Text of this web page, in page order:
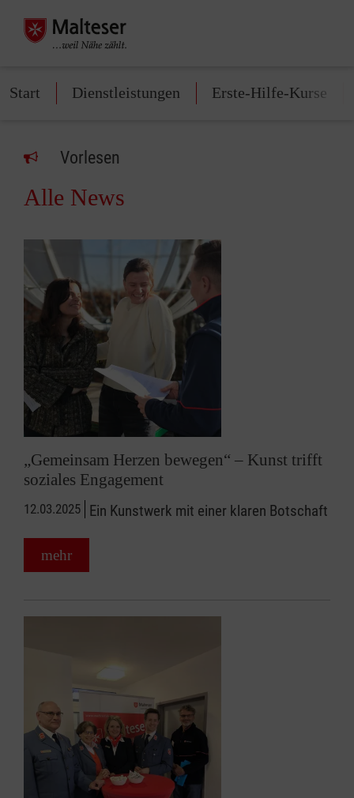
Start Dienstleistungen Erste-Hilfe-Kurse
Vorlesen
Alle News
„Gemeinsam Herzen bewegen“ – Kunst trifft
soziales Engagement
12.03.2025 Ein Kunstwerk mit einer klaren Botschaft
mehr